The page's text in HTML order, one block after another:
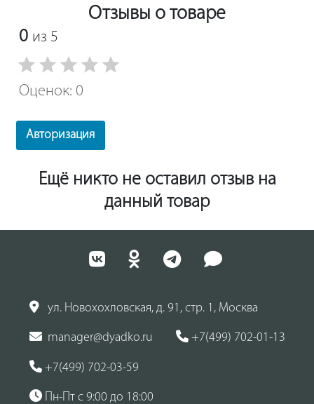
Отзывы о товаре
0 из 5
Оценок: 0
Авторизация
Ещё никто не оставил отзыв на
данный товар
ул. Новохохловская, д. 91, стр. 1, Москва
manager@dyadko.ru +7(499) 702-01-13
+7(499) 702-03-59
Пн-Пт с 9:00 до 18:00